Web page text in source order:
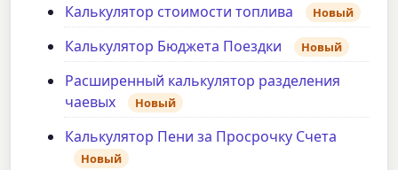
Калькулятор стоимости топлива
Новый
Калькулятор Бюджета Поездки Новый
Расширенный калькулятор разделения
чаевых
Новый
Калькулятор Пени за Просрочку Счета
Новый